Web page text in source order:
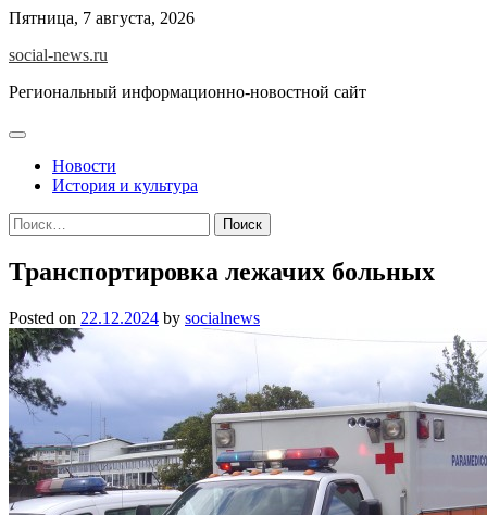
Skip
content
Пятница, 7 августа, 2026
social-news.ru
Региональный информационно-новостной сайт
Новости
История и культура
Найти:
Транспортировка лежачих больных
Posted on 22.12.2024 by socialnews